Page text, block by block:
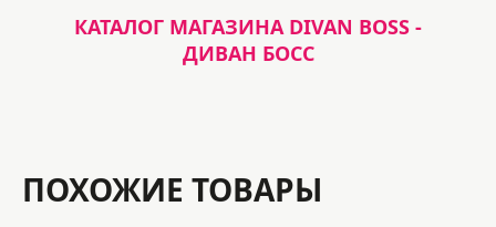
КАТАЛОГ МАГАЗИНА DIVAN BOSS -
ДИВАН БОСС
ПОХОЖИЕ ТОВАРЫ